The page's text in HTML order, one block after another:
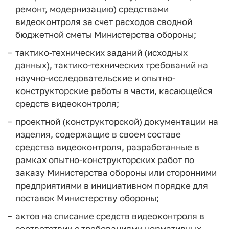
ремонт, модернизацию) средствами
видеоконтроля за счет расходов сводной
бюджетной сметы Министерства обороны;
тактико-технических заданий (исходных
данных), тактико-технических требований на
научно-исследовательские и опытно-
конструкторские работы в части, касающейся
средств видеоконтроля;
проектной (конструкторской) документации на
изделия, содержащие в своем составе
средства видеоконтроля, разработанные в
рамках опытно-конструкторских работ по
заказу Министерства обороны или сторонними
предприятиями в инициативном порядке для
поставок Министерству обороны;
актов на списание средств видеоконтроля в